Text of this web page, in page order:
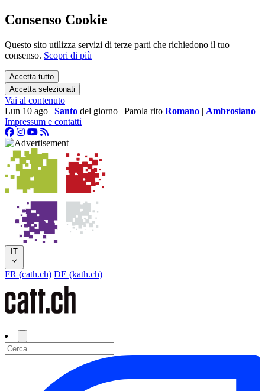
Consenso Cookie
Questo sito utilizza servizi di terze parti che richiedono il tuo
consenso. Scopri di più
Accetta tutto
Accetta selezionati
Vai al contenuto
Lun 10 ago | Santo del giorno | Parola rito Romano | Ambrosiano
Impressum e contatti |
IT
FR (cath.ch) DE (kath.ch)